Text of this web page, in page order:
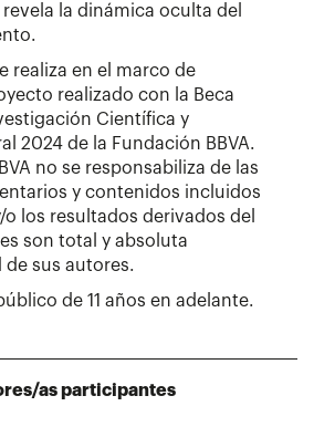
revela la dinámica oculta del
realiza en el marco de
realizado con la Beca
Científica y
2024 de la Fundación BBVA.
no se responsabiliza de las
y contenidos incluidos
los resultados derivados del
son total y absoluta
sus autores.
de 11 años en adelante.
as participantes